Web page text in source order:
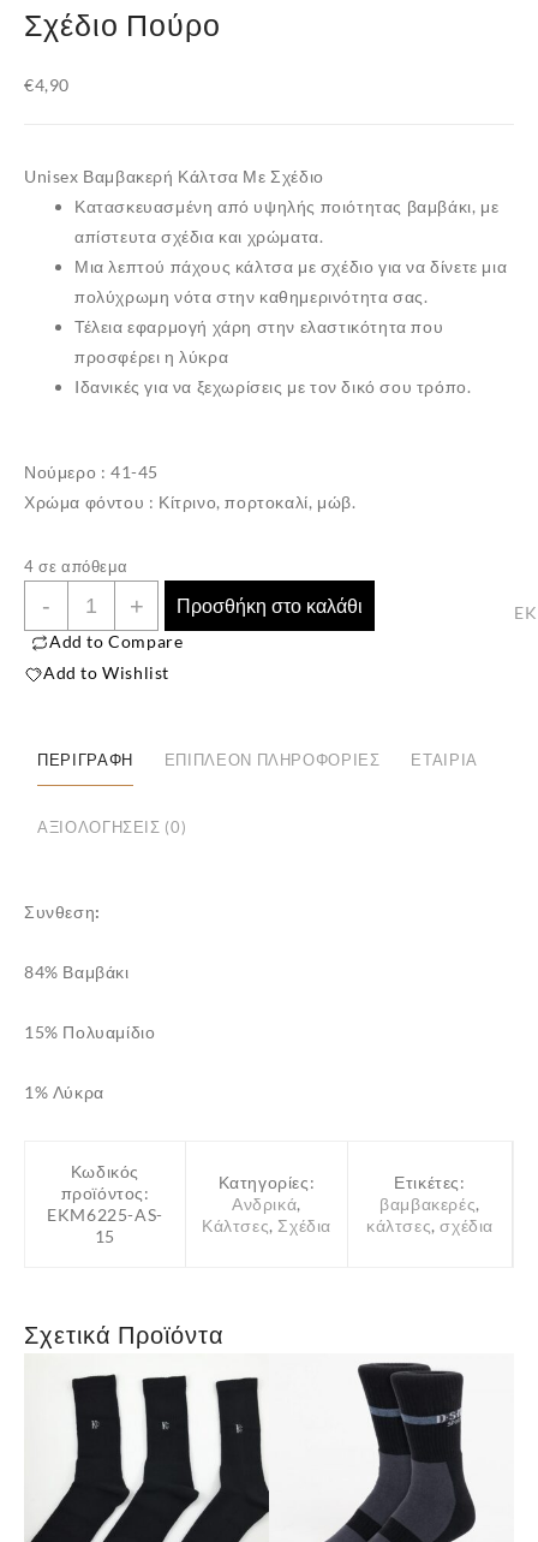
Σχέδιο Πούρο
€4,90
Unisex Βαμβακερή Κάλτσα Με Σχέδιο
Κατασκευασμένη από υψηλής ποιότητας βαμβάκι, με
απίστευτα σχέδια και χρώματα.
Μια λεπτού πάχους κάλτσα με σχέδιο για να δίνετε μια
πολύχρωμη νότα στην καθημερινότητα σας.
Τέλεια εφαρμογή χάρη στην ελαστικότητα που
προσφέρει ηλύκρα
Iδανικές για να ξεχωρίσεις με τον δικό σου τρόπο.
Νούμερο : 41-45
Χρώμα φόντου : Κίτρινο, πορτοκαλί, μώβ.
4 σε απόθεμα
-
Unisex
Βαμβακερή
Με
+
Προσθήκη στο καλάθι
Add to Compare
Add to Wishlist
ΠΕΡΙΓΡΑΦΉ ΕΠΙΠΛΈΟΝ ΠΛΗΡΟΦΟΡΊΕΣ ΕΤΑΙΡΊΑ
ΑΞΙΟΛΟΓΉΣΕΙΣ (0)
Συνθεση:
84% Βαμβάκι
15% Πολυαμίδιο
1% Λύκρα
Κωδικός
προϊόντος:
EKM6225-AS-
15
Κατηγορίες:
Ανδρικά,
Κάλτσες, Σχέδια
Ετικέτες:
βαμβακερές,
κάλτσες,σχέδια
Σχετικά Προϊόντα